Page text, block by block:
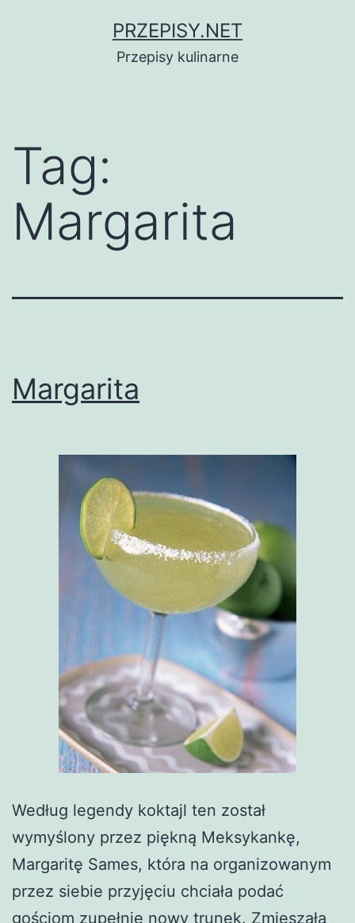
PRZEPISY.NET
Przepisy kulinarne
Tag:
Margarita
Margarita
Według legendy koktajl ten został
wymyślony przez piękną Meksykankę,
Margaritę Sames, która na organizowanym
przez siebie przyjęciu chciała podać
gościom zupełnie nowy trunek. Zmieszała